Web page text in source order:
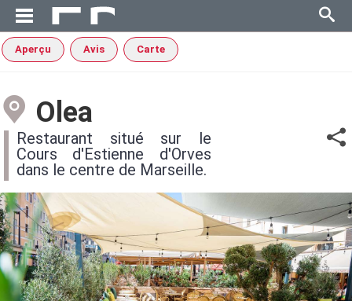
Aperçu Avis Carte
Olea
Restaurant situé sur le
Cours d'Estienne d'Orves
dans le centre de Marseille.